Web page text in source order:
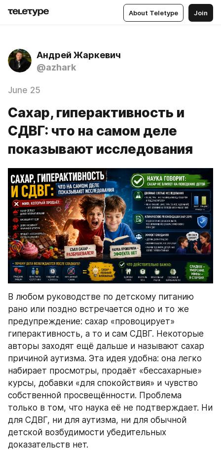
About Teletype Join
Андрей Жаркевич
@azhark
June 25
Сахар, гиперактивность и
СДВГ: что на самом деле
показывают исследования
В любом руководстве по детскому питанию
рано или поздно встречается одно и то же
предупреждение: сахар «провоцирует»
гиперактивность, а то и сам СДВГ. Некоторые
авторы заходят ещё дальше и называют сахар
причиной аутизма. Эта идея удобна: она легко
набирает просмотры, продаёт «бессахарные»
курсы, добавки «для спокойствия» и чувство
собственной просвещённости. Проблема
только в том, что наука её не подтверждает. Ни
для СДВГ, ни для аутизма, ни для обычной
детской возбудимости убедительных
доказательств нет.